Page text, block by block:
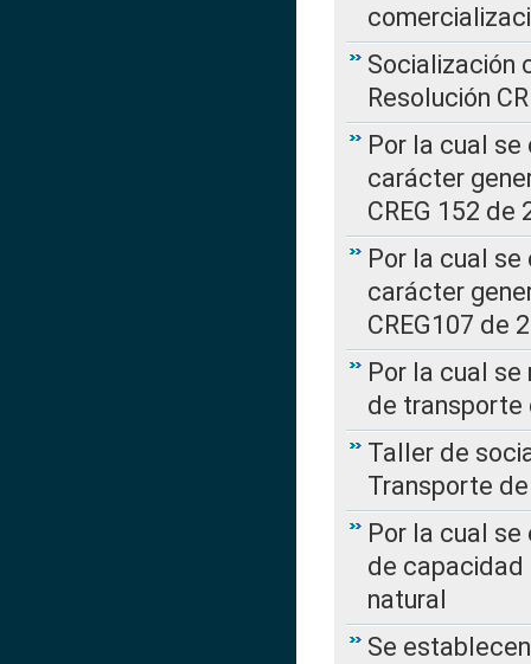
Socialización
Resolución
Por la cual
carácter
CREG 152 de
Por la cual
carácter
CREG107 de
Por la cual
de transporte
Taller de
Transporte
Por la cual
de capacidad
natural
Se